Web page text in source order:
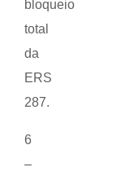
bloqueio
total
da
ERS
287.
6
–